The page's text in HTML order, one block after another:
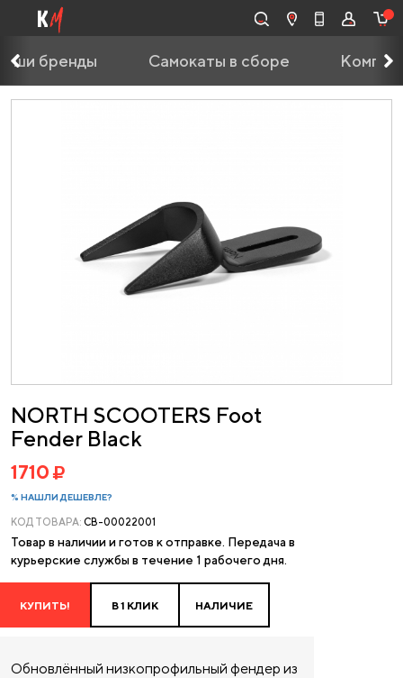
бренды Самокаты в сборе
NORTH SCOOTERS Foot
Fender Black
1710
% НАШЛИ ДЕШЕВЛЕ?
КОД ТОВАРА: CB-00022001
Товар в наличии и готов к отправке. Передача в
курьерские службы в течение 1 рабочего дня.
КУПИТЬ! В 1 КЛИК НАЛИЧИЕ
Обновлённый низкопрофильный фендер из